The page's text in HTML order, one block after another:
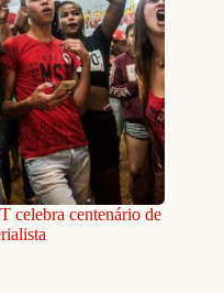
celebra centenário de